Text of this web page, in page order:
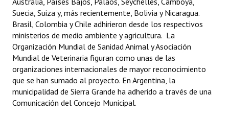
Suecia, Suiza y, más recientemente, Bolivia y Nicaragua.
Brasil, Colombia y Chile adhirieron desde los respectivos
ministerios de medio ambiente y agricultura. La
Organización Mundial de Sanidad Animal y Asociación
Mundial de Veterinaria figuran como unas de las
organizaciones internacionales de mayor reconocimiento
que se han sumado al proyecto. En Argentina, la
municipalidad de Sierra Grande ha adherido a través de una
Comunicación del Concejo Municipal.